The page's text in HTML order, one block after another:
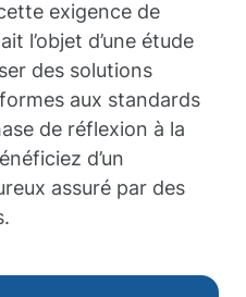
exigence de
l’objet d’une étude
des solutions
aux standards
de réflexion à la
d’un
assuré par des